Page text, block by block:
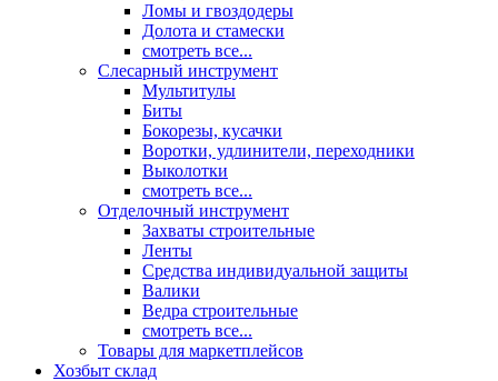
Ломы и гвоздодеры
Долота и стамески
смотреть все...
Слесарный инструмент
Мультитулы
Биты
Бокорезы, кусачки
Воротки, удлинители, переходники
Выколотки
смотреть все...
Отделочный инструмент
Захваты строительные
Ленты
Средства индивидуальной защиты
Валики
Ведра строительные
смотреть все...
Товары для маркетплейсов
Хозбыт склад